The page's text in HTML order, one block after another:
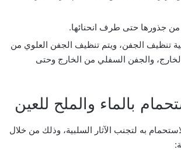
جذورها حتى طرف انحنائها.
تنظيف الجفن، ويتم تنظيف الجفن العلوي من
والجفن السفلي من الخارج وحتى
بالماء والملح للعين
به لتجنب الآثار السلبية، وذلك من خلال